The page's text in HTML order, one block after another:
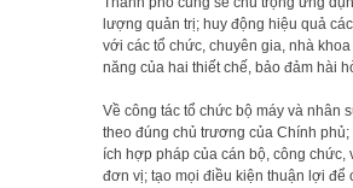
lượng quản trị; huy động hiệu quả
với các tổ chức, chuyên gia, nhà
năng của hai thiết chế, bảo đảm hài
Về công tác tổ chức bộ máy và nhân
theo đúng chủ trương của Chính
ích hợp pháp của cán bộ, công
đơn vị; tạo mọi điều kiện thuận lợi để